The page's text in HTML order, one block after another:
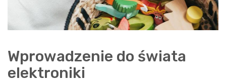
Wprowadzenie do świata
elektroniki